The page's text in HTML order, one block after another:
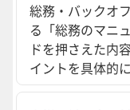
総務・バックオ
る「総務のマニ
ドを押さえた内
イントを具体的